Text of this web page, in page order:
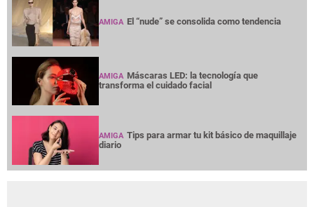
AMIGA El “nude” se consolida como tendencia
AMIGA Máscaras LED: la tecnología que
transforma el cuidado facial
AMIGA Tips para armar tu kit básico de maquillaje
diario